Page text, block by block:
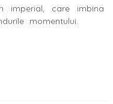
care imbina
momentului.